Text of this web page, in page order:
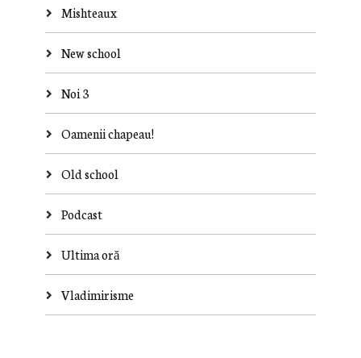
Mishteaux
New school
Noi 3
Oamenii chapeau!
Old school
Podcast
Ultima oră
Vladimirisme